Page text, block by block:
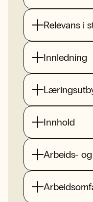
Relevans i
Innledning
Innhold
Arbeids-